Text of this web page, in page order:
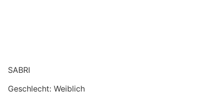
SABRI
Geschlecht: Weiblich